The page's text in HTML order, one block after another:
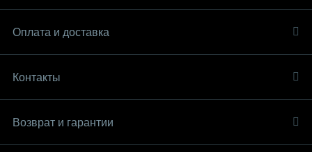
Оплата и доставка
Контакты
Возврат и гарантии